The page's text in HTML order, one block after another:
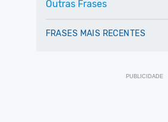
Outras Frases
FRASES MAIS RECENTES